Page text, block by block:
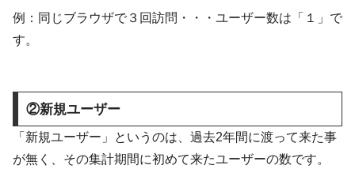
例：同じブラウザで３回訪問・・・ユーザー数は「１」で
す。
②新規ユーザー
「新規ユーザー」というのは、過去2年間に渡って来た事
が無く、その集計期間に初めて来たユーザーの数です。